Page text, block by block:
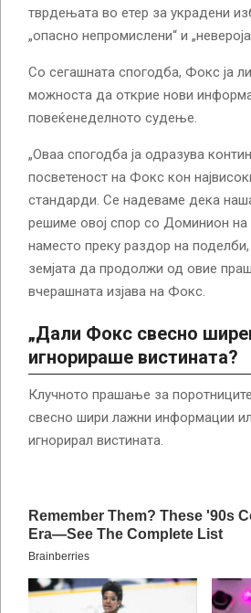
тврдењата во етер за украдени
„опасно непромислени“ и
Со сегашната спогодба, Фокс ја
можноста да открие нови
повеќенеделното судење.
„Оваа спогодба ја одразува
посветеност на Фокс кон
стандарди. Се надеваме дека
решиме овој спор со Доминион на
наместо преку раздор на
земјата да продолжи од овие
вчерашната изјава на Фокс.
„Дали Фокс свесно
игнорираше вистината?
Клучното прашање за
свесно шири лажни информации
игнорирал вистината.